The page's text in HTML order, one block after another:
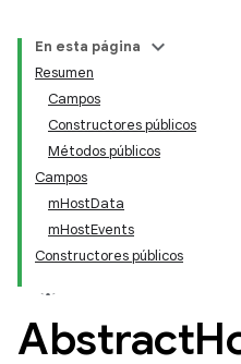
En esta página
Resumen
Campos
Constructores públicos
Métodos públicos
Campos
mHostData
mHostEvents
Constructores públicos
Abstract